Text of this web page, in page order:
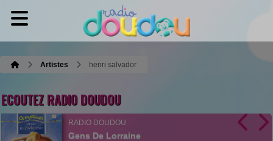
Artistes henri salvador
ECOUTEZ RADIO DOUDOU
RADIO DOUDOU
Gens De Lorraine